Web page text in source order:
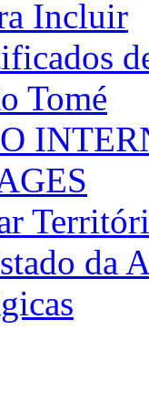
Incluir
Tomé
da